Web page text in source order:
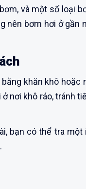
và một số loại
nên bơm hơi ở
khăn khô
nơi khô ráo, tránh
bạn có thể tra